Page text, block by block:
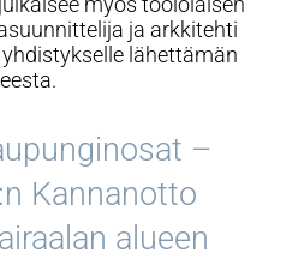
ja arkkitehti
lähettämän
–
Kannanotto
alueen